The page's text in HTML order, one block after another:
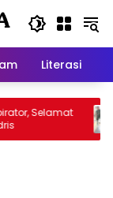
Literasi